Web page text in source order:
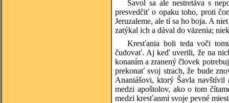
Šavol sa ale nestretáva s
presvedčiť o opaku toho, proti
Jeruzaleme, ale tí sa ho boja. A
zatýkal ich a dával do väzenia;
Kresťania boli teda voči
čudovať. Aj keď uverili, že na
konaním a zranený človek
prekonať svoj strach, že bude
Ananiášovi, ktorý Šavla
medzi apoštolov, ako o tom
medzi kresťanmi svoje pevné